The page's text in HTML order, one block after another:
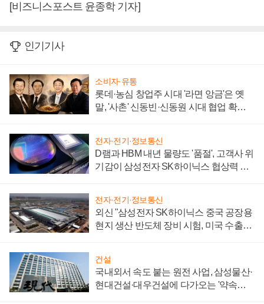
[비즈니스포스트 윤종학 기자]
인기기사
소비자·유통
롯데·농심 창업주 시대 '라면 앙금'은 옛
말, '사촌' 신동빈·신동원 시대 협업 확대
전자·전기·정보통신
D램과 HBM 내년 물량도 '품절', 고객사 위
기감이 삼성전자 SK하이닉스 협상력 더
전자·전기·정보통신
외신 "삼성전자 SK하이닉스 중국 공장용
현지 생산 반도체 장비 시험, 미국 수출통
건설
국내외서 속도 붙는 원전 사업, 삼성물산·
현대건설·대우건설에 다가오는 '약속의